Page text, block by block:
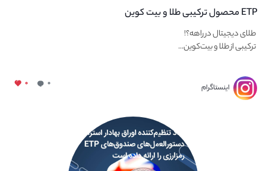
ETP محصول ترکیبی طلا و بیت کوین
طلای دیجیتال در راهه؟!
ترکیبی از طلا و بیت‌کوین...
اینستاگرام ۰ ۰